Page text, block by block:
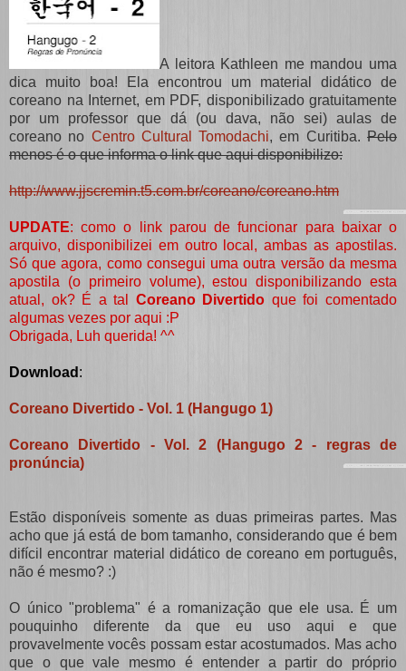
A leitora Kathleen me mandou uma
dica muito boa! Ela encontrou um material didático de
coreano na Internet, em PDF, disponibilizado gratuitamente
por um professor que dá (ou dava, não sei) aulas de
coreano no Centro Cultural Tomodachi, em Curitiba.Pelo
menos é o que informa o link que aqui disponibilizo:
http://www.jjscremin.t5.com.br/coreano/coreano.htm
UPDATE: como o link parou de funcionar para baixar o
arquivo, disponibilizei em outro local, ambas as apostilas.
Só que agora, como consegui uma outra versão da mesma
apostila (o primeiro volume), estou disponibilizando esta
atual, ok? É a tal Coreano Divertido que foi comentado
algumas vezes por aqui :P
Obrigada, Luh querida! ^^
Download :
Coreano Divertido - Vol. 1 (Hangugo 1)
Coreano Divertido - Vol. 2 (Hangugo 2 - regras de
pronúncia)
Estão disponíveis somente as duas primeiras partes. Mas
acho que já está de bom tamanho, considerando que é bem
difícil encontrar material didático de coreano em português,
não é mesmo? :)
O único "problema" é a romanização que ele usa. É um
pouquinho diferente da que eu uso aqui e que
provavelmente vocês possam estar acostumados. Mas acho
que o que vale mesmo é entender a partir do próprio